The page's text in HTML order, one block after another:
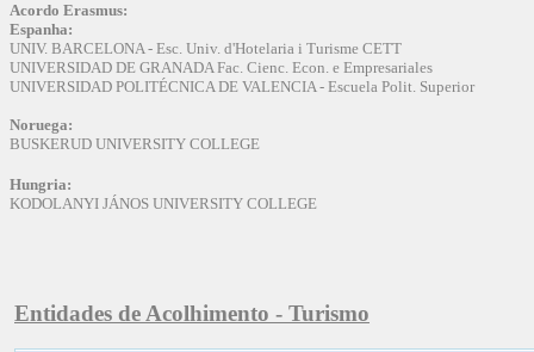
Acordo Erasmus:
Espanha:
UNIV. BARCELONA - Esc. Univ. d'Hotelaria i Turisme CETT
UNIVERSIDAD DE GRANADA Fac. Cienc. Econ. e Empresariales
UNIVERSIDAD POLITÉCNICA DE VALENCIA - Escuela Polit. Superior
Noruega:
BUSKERUD UNIVERSITY COLLEGE
Hungria:
KODOLANYI JÁNOS UNIVERSITY COLLEGE
Entidades de Acolhimento - Turismo